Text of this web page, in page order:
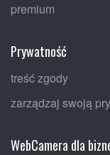
premium
Prywatność
treść zgody
zarządzaj swoją
WebCamera dla